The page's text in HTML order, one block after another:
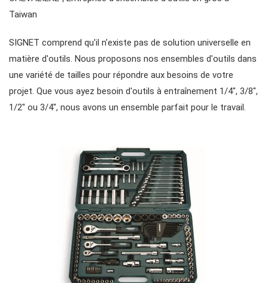
fraises, pinces, etc.
accessoires de rangement
outils de service général vde
#clés mixtes à cliquet
#clés à cliquet à double anneau
#clés spéciales
#Clés à molette et pinces
#adaptateurs de clés
#prises
Douilles #3/8"
Douilles à chocs n° 3/8"
Douilles #1/2"
Impact d'entraînement 1"
#prises de bougies d'allumage
#bits et douilles
Embouts hexagonaux n° 1/4"
Embouts hexagonaux de 10 mm
Douilles à embouts #1/2"
pilotes d'engrenages
#tournevis
#Clés hexagonales et torx
#outils de couple
Taiwan
SIGNET comprend qu'il n'existe pas de solution universelle en
matière d'outils. Nous proposons nos ensembles d'outils dans
une variété de tailles pour répondre aux besoins de votre
projet. Que vous ayez besoin d'outils à entraînement 1/4", 3/8",
1/2" ou 3/4", nous avons un ensemble parfait pour le travail.